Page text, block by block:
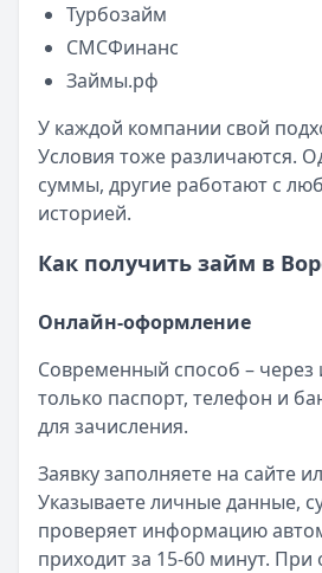
Турбозайм
СМСФинанс
Займы.рф
У каждой компании свой
Условия тоже различаются.
суммы, другие работают с
историей.
Как получить займ в
Онлайн-оформление
Современный способ –
только паспорт, телефон и
для зачисления.
Заявку заполняете на сайте
Указываете личные данные,
проверяет информацию
приходит за 15-60 минут.